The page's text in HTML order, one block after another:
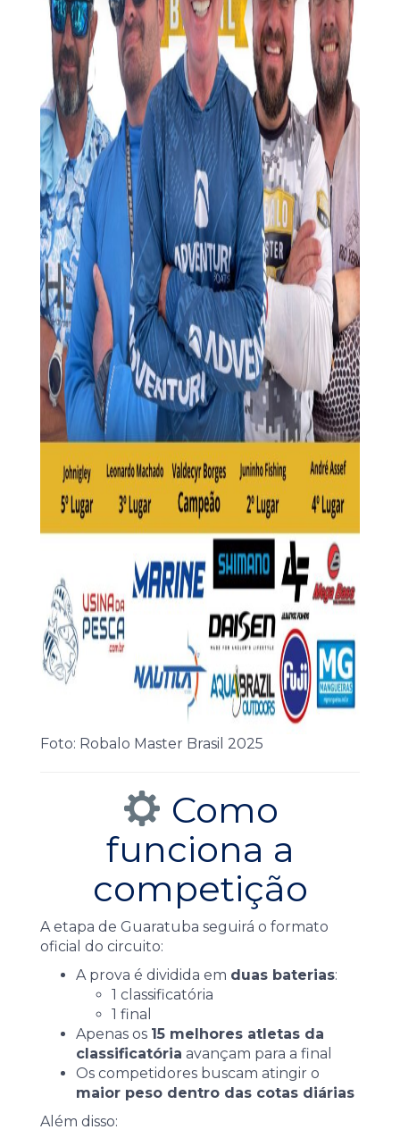
Foto: Robalo Master Brasil 2025
Como
funciona a
competição
A etapa de Guaratuba seguirá o formato
oficial do circuito:
A prova é dividida em duas baterias:
1 classificatória
1 final
Apenas os 15 melhores atletas da
classificatória avançam para a final
Os competidores buscam atingir o
maior peso dentro das cotas diárias
Além disso: